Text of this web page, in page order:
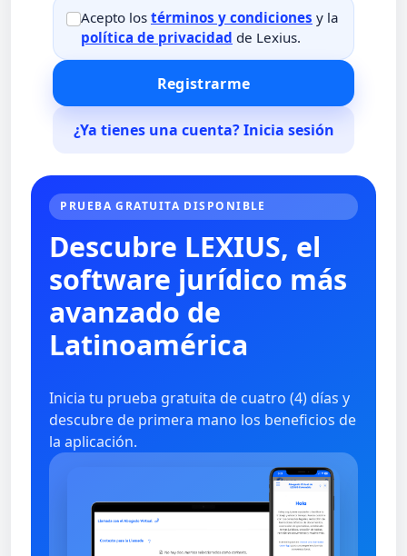
PRUEBA GRATUITA DISPONIBLE
Descubre LEXIUS, el
software jurídico más
avanzado de
Latinoamérica
Inicia tu prueba gratuita de cuatro (4) días y
descubre de primera mano los beneficios de
la aplicación.
Acepto los términos y condiciones y la
política de privacidad de Lexius.
Registrarme
¿Ya tienes una cuenta? Inicia sesión